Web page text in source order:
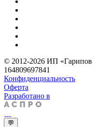
© 2012-2026 ИП
164809697841
Конфиденциальность
Оферта
Разработано в
💬